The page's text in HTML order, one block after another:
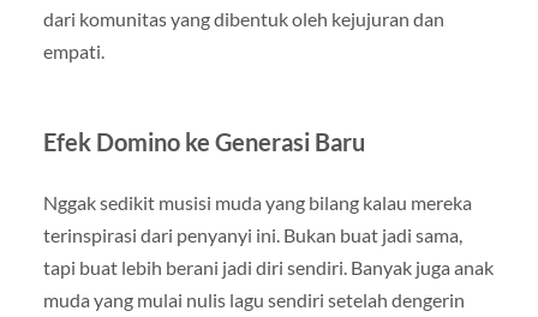
dari komunitas yang dibentuk oleh kejujuran dan
empati.
Efek Domino ke Generasi Baru
Nggak sedikit musisi muda yang bilang kalau mereka
terinspirasi dari penyanyi ini. Bukan buat jadi sama,
tapi buat lebih berani jadi diri sendiri. Banyak juga anak
muda yang mulai nulis lagu sendiri setelah dengerin